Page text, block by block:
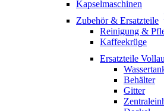
Kapselmaschinen
Zubehör & Ersatzteile
Reinigung &
Kaffeekrüge
Ersatzteile
Behälter
Gitter